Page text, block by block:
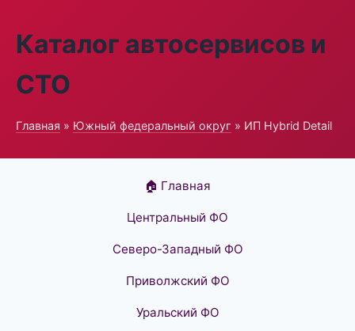
Каталог автосервисов и
СТО
Главная » Южный федеральный округ » ИП Hybrid Detail
🏠 Главная
Центральный ФО
Северо-Западный ФО
Приволжский ФО
Уральский ФО